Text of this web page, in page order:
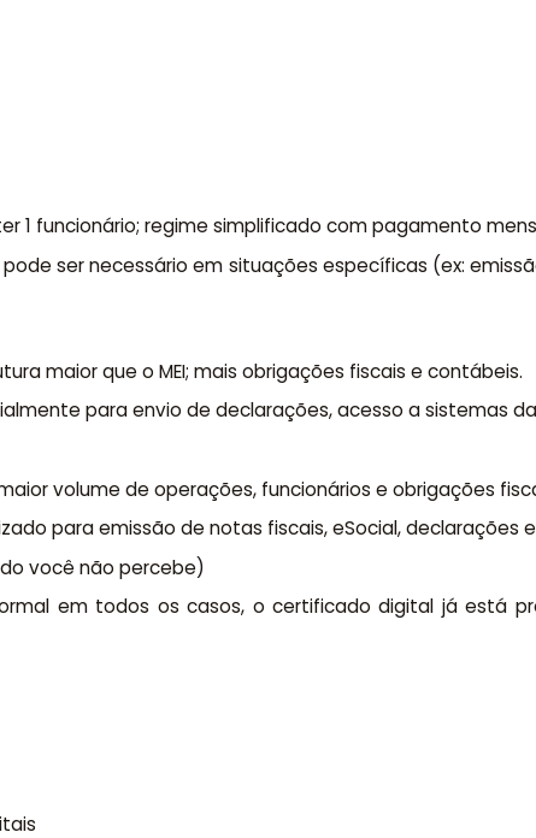
1 funcionário; regime simplificado com pagamento
ser necessário em situações específicas (ex:
maior que o MEI; mais obrigações fiscais e contábeis.
para envio de declarações, acesso a sistemas
volume de operações, funcionários e obrigações
para emissão de notas fiscais, eSocial,
você não percebe)
em todos os casos, o certificado digital já está